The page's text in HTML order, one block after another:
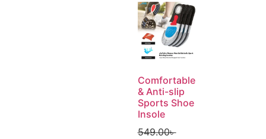
Comfortable
& Anti-slip
Sports Shoe
Insole
549.00৳